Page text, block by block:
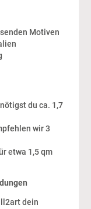
Motiven
du ca. 1,7
wir 3
etwa 1,5 qm
dein